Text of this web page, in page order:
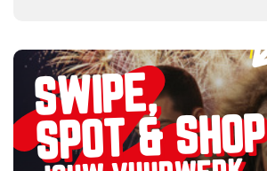
SWIPE,
SPOT & SHOP